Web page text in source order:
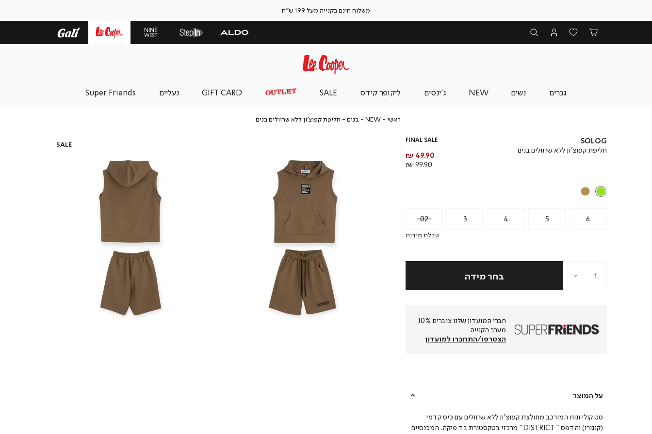
משלוח חינם בקנייה מעל 199 ש"ח
גברים נשים NEW ג'ינסים ליקופר קידס SALE
GIFT CARD נעליים Super Friends
ראשי ראשי
NEW
NEW
בנים בניםחליפת קפוצ’ון ללא שרוולים בניםחליפת
SOLOG
חליפת קפוצ’ון ללא שרוולים בנים
FINAL SALE
מחיר
מוצר
49.90 ₪
מחיר
99.90 ₪
02 3 4 5 6
טבלת מידות
חברי המועדון שלנו צוברים 10%
מערך הקנייה
הצטרפו/התחברו למועדון
על המוצר
סט קולי ונוח המורכב מחולצת קפוצ’ון ללא שרוולים עם כיס קדמי
(קנגורו) והדפס ” DISTRICT” מרכזי בטקסטורת בד פיקה. המכנסיים
SALE